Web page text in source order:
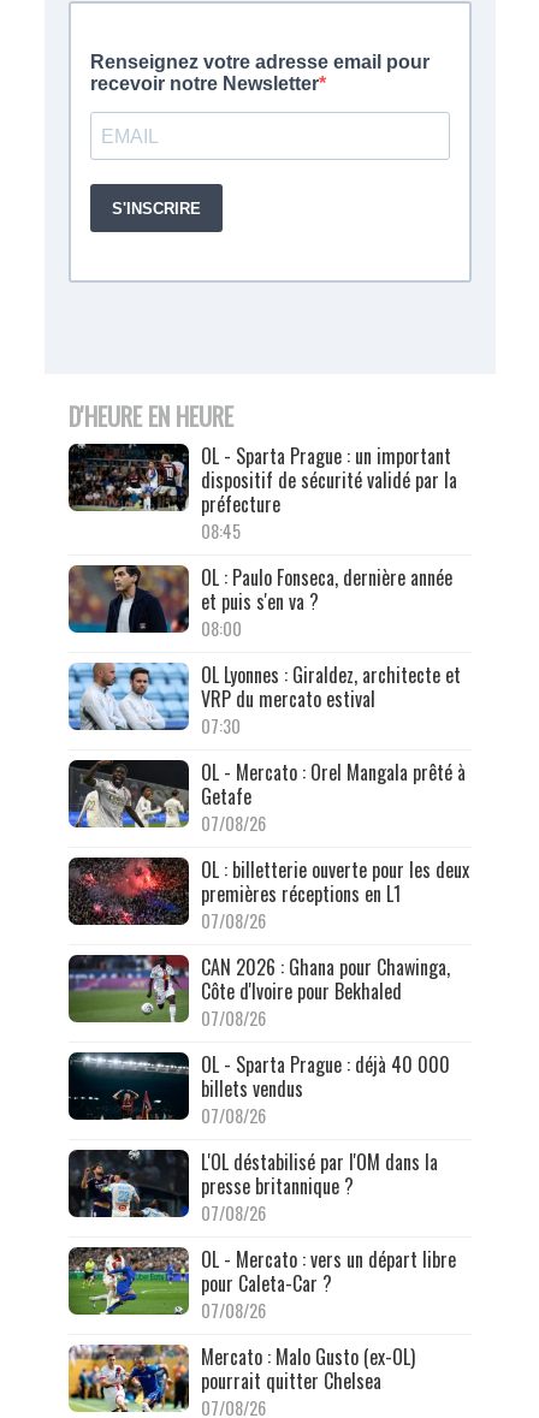
D'HEURE EN HEURE
OL - Sparta Prague : un important
dispositif de sécurité validé par la
préfecture
08:45
OL : Paulo Fonseca, dernière année
et puis s'en va ?
08:00
OL Lyonnes : Giraldez, architecte et
VRP du mercato estival
07:30
OL - Mercato : Orel Mangala prêté à
Getafe
07/08/26
OL : billetterie ouverte pour les deux
premières réceptions en L1
07/08/26
CAN 2026 : Ghana pour Chawinga,
Côte d'Ivoire pour Bekhaled
07/08/26
OL - Sparta Prague : déjà 40 000
billets vendus
07/08/26
L'OL déstabilisé par l'OM dans la
presse britannique ?
07/08/26
OL - Mercato : vers un départ libre
pour Caleta-Car ?
07/08/26
Mercato : Malo Gusto (ex-OL)
pourrait quitter Chelsea
07/08/26